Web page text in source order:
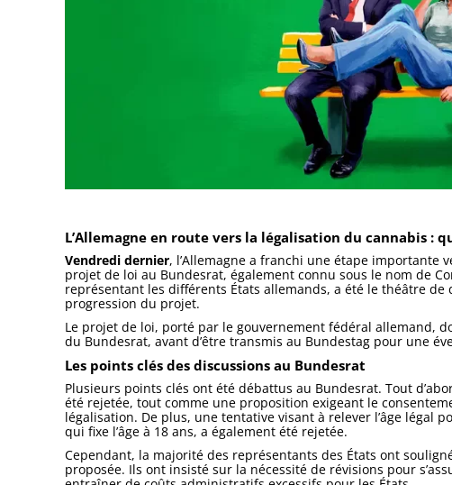
L’Allemagne en route vers la légalisation du cannabis :
Vendredi dernier, l’Allemagne a franchi une étape importante
projet de loi au Bundesrat, également connu sous le nom de
représentant les différents États allemands, a été le théâtre de
progression du projet.
Le projet de loi, porté par le gouvernement fédéral allemand,
du Bundesrat, avant d’être transmis au Bundestag pour une
Les points clés des discussions au Bundesrat
Plusieurs points clés ont été débattus au Bundesrat. Tout
été rejetée, tout comme une proposition exigeant le
légalisation. De plus, une tentative visant à relever l’âge légal
qui fixe l’âge à 18 ans, a également été rejetée.
Cependant, la majorité des représentants des États ont
proposée. Ils ont insisté sur la nécessité de révisions pour